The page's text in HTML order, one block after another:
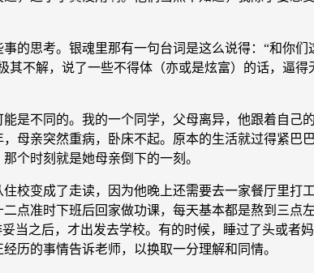
思考。银魂里那有一句台词是这么说得：“和你们
不解，说了一些不得体（亦或是炫富）的话，逼
不同的。我的一个同学，父母离异，他跟着自己
母亲突然重病，卧床不起。原本的生活就过得紧巴
个时刻就是她母亲倒下的一刻。
变成了走读，因为他晚上还需要去一家餐厅里打
点准时下班后回家做功课，每天基本都是熬到三点
当之后，才出发去学校。有的时候，睡过了头或者
历的事情告诉老师，以换取一分理解和同情。